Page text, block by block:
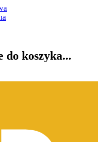
do koszyka...